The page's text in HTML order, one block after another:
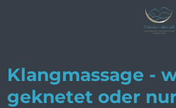
Klangmassage -
geknetet oder